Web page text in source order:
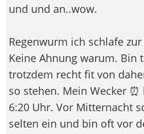
und und an..wow.
Regenwurm ich schlafe
Keine Ahnung warum. Bin
trotzdem recht fit von
so stehen. Mein Wecker
6:20 Uhr. Vor Mitternacht
selten ein und bin oft vor